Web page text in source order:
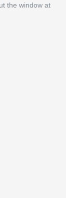
the window at